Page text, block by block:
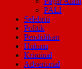
PALI
Selebriti
Politik
Pendidikan
Hukum
Kriminal
Advertorial